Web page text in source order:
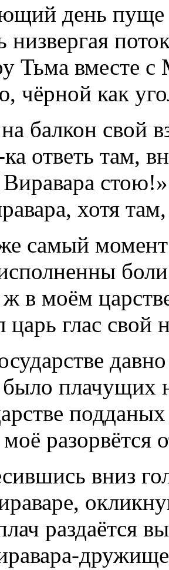
день пуще
низвергая
Тьма вместе
чёрной как
балкон свой
ответь там,
хотя
самый
в моём
царь глас свой
плачущих
разорвётся
вниз
раздаётся